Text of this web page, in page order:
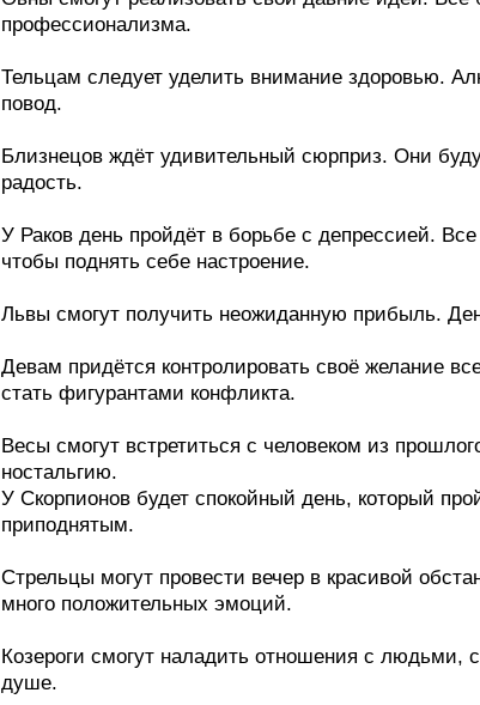
профессионализма.
Тельцам следует уделить внимание здоровью.
повод.
Близнецов ждёт удивительный сюрприз. Они
радость.
У Раков день пройдёт в борьбе с депрессией.
чтобы поднять себе настроение.
Львы смогут получить неожиданную прибыль.
Девам придётся контролировать своё желание
стать фигурантами конфликта.
Весы смогут встретиться с человеком из
ностальгию.
У Скорпионов будет спокойный день, который
приподнятым.
Стрельцы могут провести вечер в красивой
много положительных эмоций.
Козероги смогут наладить отношения с людьми,
душе.